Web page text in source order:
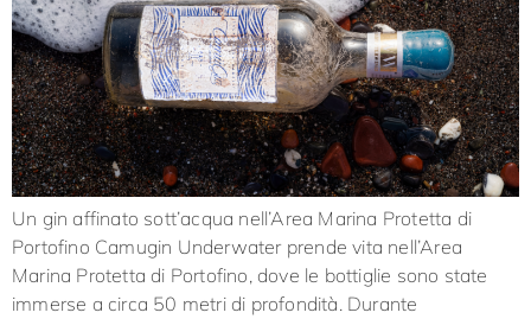
Un gin affinato sott’acqua nell’Area Marina Protetta di
Portofino Camugin Underwater prende vita nell’Area
Marina Protetta di Portofino, dove le bottiglie sono state
immerse a circa 50 metri di profondità. Durante